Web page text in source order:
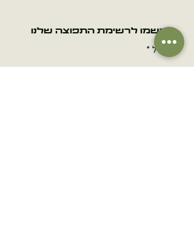
הירשמו לרשימת התפוצה שלנו
אימייל